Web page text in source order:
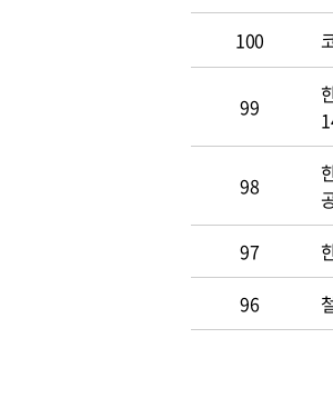
100
99
98
97
96